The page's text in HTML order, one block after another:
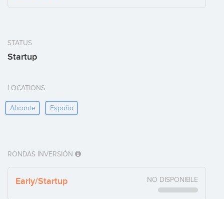
STATUS
Startup
LOCATIONS
Alicante España
RONDAS INVERSIÓN
Early/Startup NO DISPONIBLE